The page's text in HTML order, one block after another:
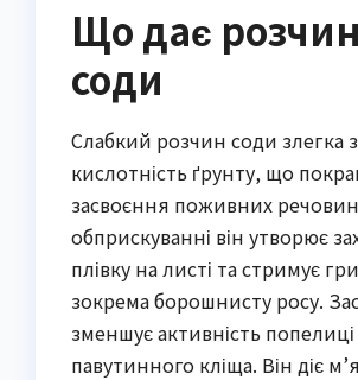
Що дає розчин
соди
Слабкий розчин соди злегка
кислотність ґрунту, що
засвоєння поживних
обприскуванні він утворює
плівку на листі та стримує
зокрема борошнисту росу.
зменшує активність попелиці
павутинного кліща. Він діє